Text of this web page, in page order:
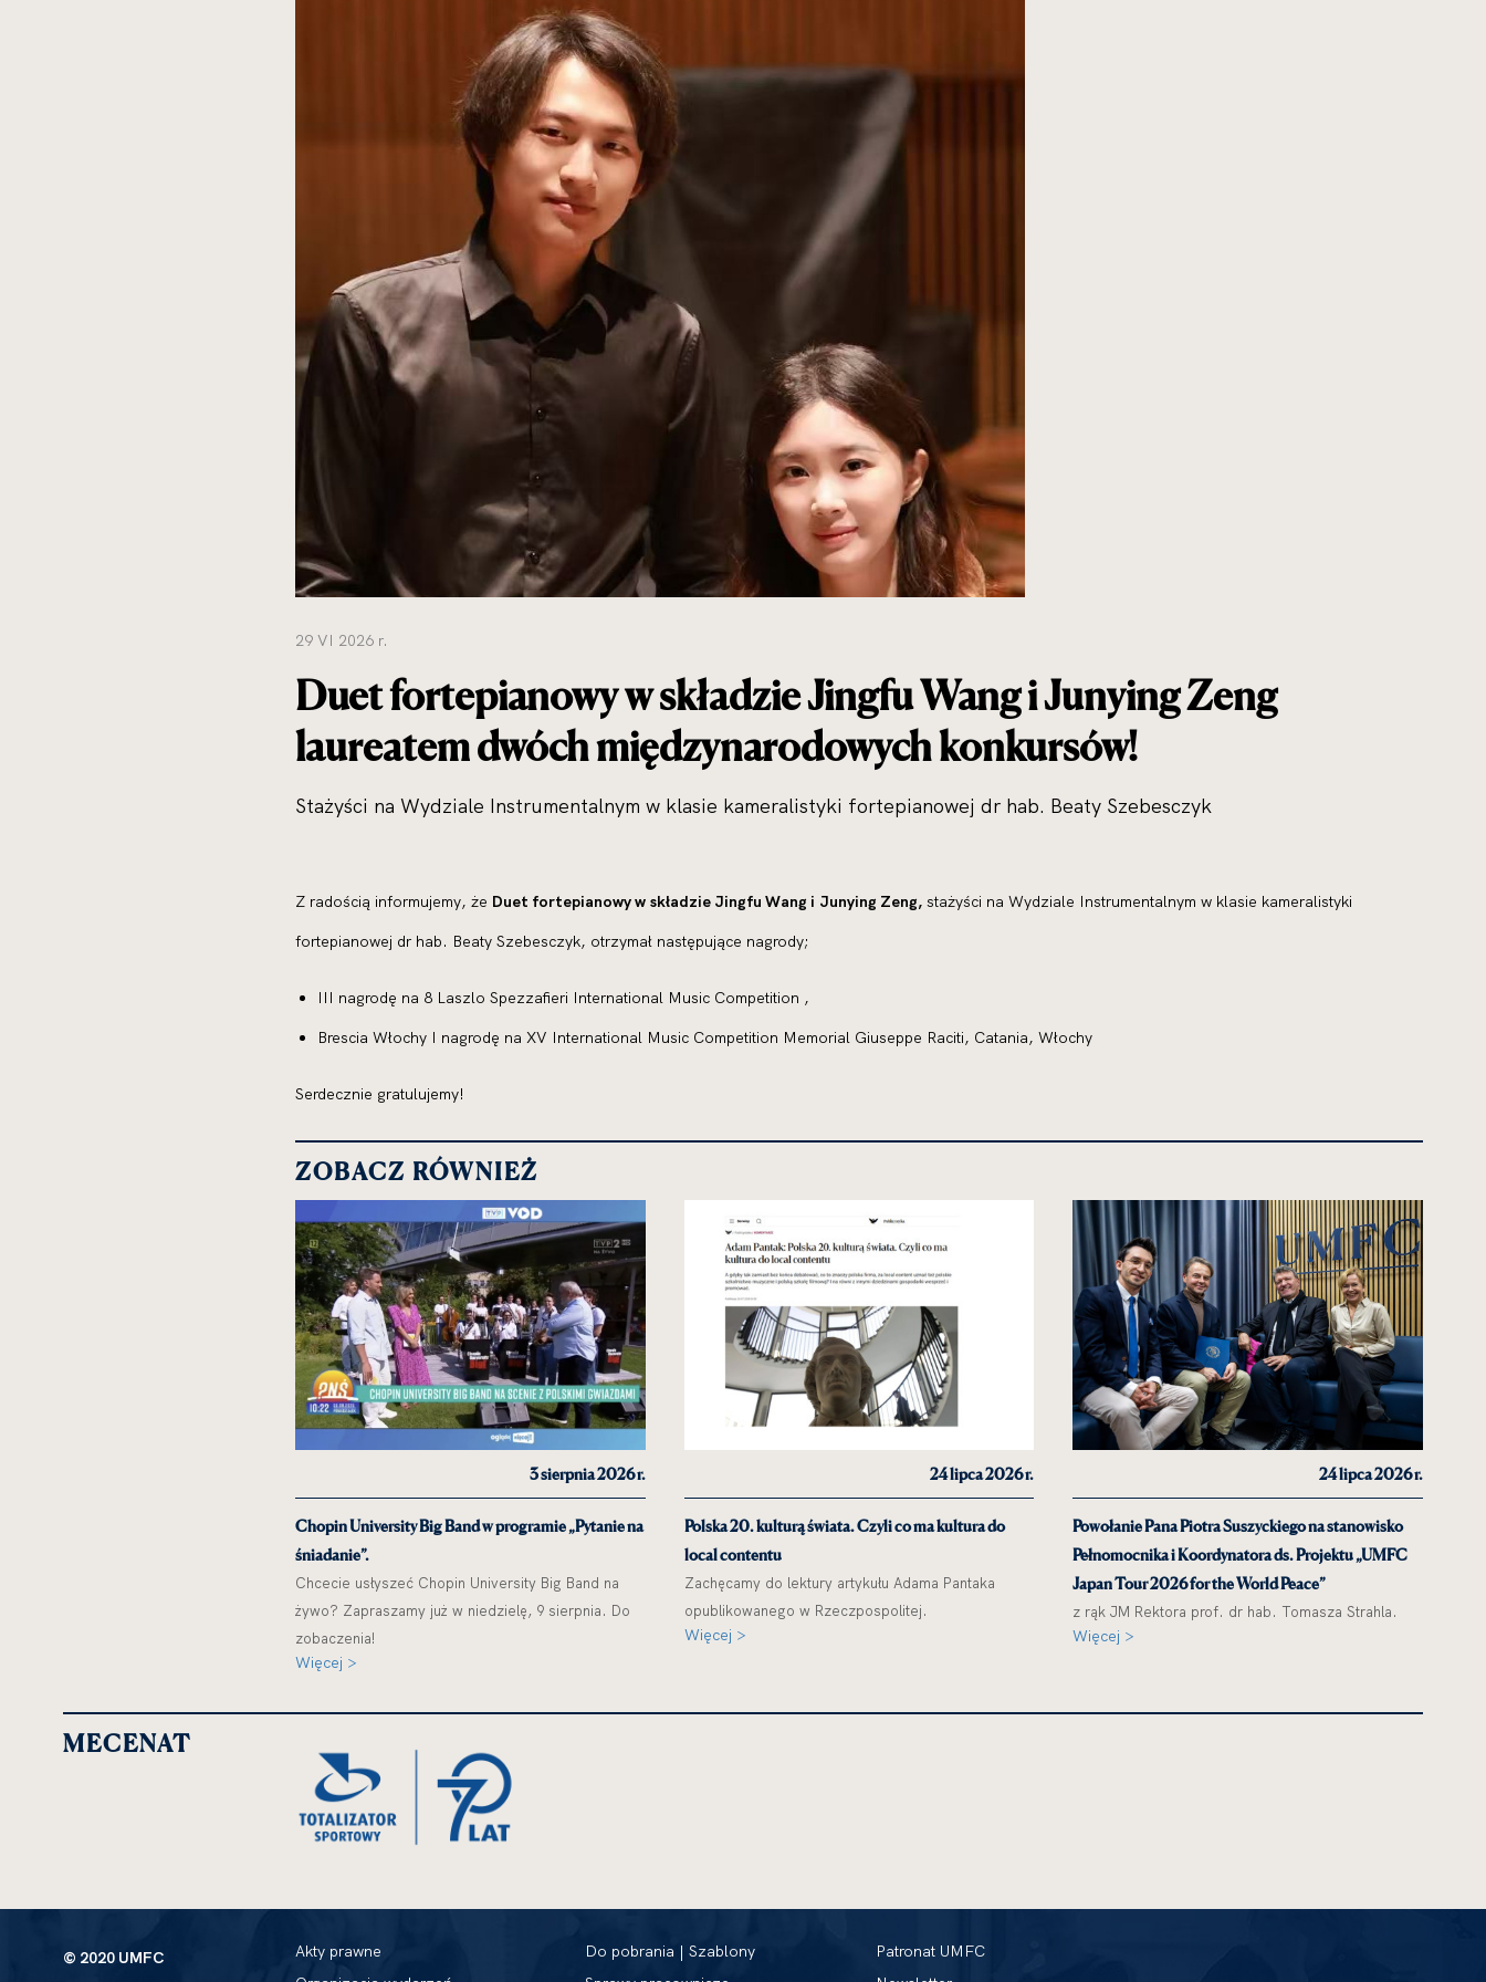
29 VI 2026 r.
Duet fortepianowy w składzie Jingfu Wang i Junying Zeng
laureatem dwóch międzynarodowych konkursów!
Stażyści na Wydziale Instrumentalnym w klasie kameralistyki fortepianowej dr hab. Beaty Szebesczyk
Z radością informujemy, że Duet fortepianowy w składzie Jingfu Wang i Junying Zeng, stażyści na Wydziale Instrumentalnym w klasie kameralistyki
fortepianowej dr hab. Beaty Szebesczyk, otrzymał następujące nagrody;
III nagrodę na 8 Laszlo Spezzafieri International Music Competition ,
Brescia Włochy I nagrodę na XV International Music Competition Memorial Giuseppe Raciti, Catania, Włochy
Serdecznie gratulujemy!
ZOBACZ RÓWNIEŻ
3 sierpnia 2026 r.
Chopin University Big Band w programie „Pytanie na
śniadanie”.
Chcecie usłyszeć Chopin University Big Band na
żywo? Zapraszamy już w niedzielę, 9 sierpnia. Do
zobaczenia!
Więcej >
24 lipca 2026 r.
Polska 20. kulturą świata. Czyli co ma kultura do
local contentu
Zachęcamy do lektury artykułu Adama Pantaka
opublikowanego w Rzeczpospolitej.
Więcej >
24 lipca 2026 r.
Powołanie Pana Piotra Suszyckiego na stanowisko
Pełnomocnika i Koordynatora ds. Projektu „UMFC
Japan Tour 2026 for the World Peace”
z rąk JM Rektora prof. dr hab. Tomasza Strahla.
Więcej >
MECENAT
© 2020 UMFC
Akty prawne
Do pobrania | Szablony
Patronat UMFC